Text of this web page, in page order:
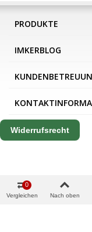
PRODUKTE
IMKERBLOG
Widerrufsrecht
Vergleichen
0
Nach oben